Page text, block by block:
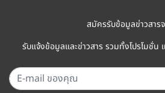
สมัครรับข้อมูลข่าวสารจ
รับแจ้งข้อมูลและข่าวสาร รวมทั้งโปรโมชั่น